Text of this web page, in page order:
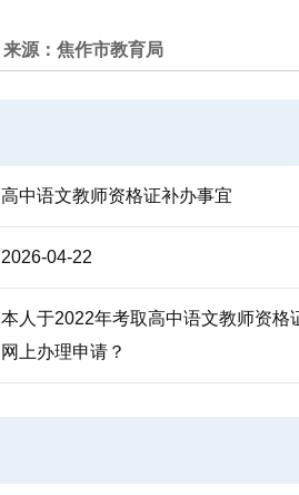
来源：焦作市教育局
高中语文教师资格证补办事宜
2026-04-22
本人于2022年考取高中语文教师资
网上办理申请？